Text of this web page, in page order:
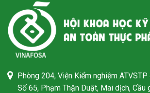
Phòng 204, Viện Kiểm nghiệm
Số 65, Phạm Thận Duật, Mai dịch, Cầu